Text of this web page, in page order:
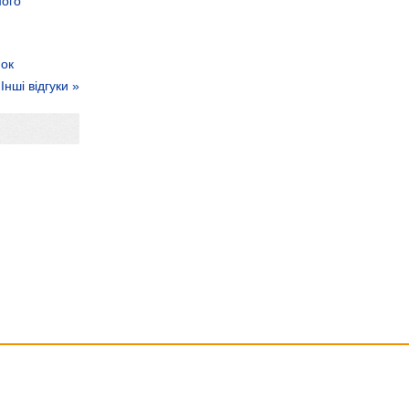
Інші відгуки »